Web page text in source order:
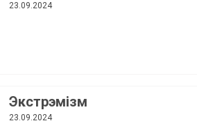
23.09.2024
Экстрэмізм
23.09.2024